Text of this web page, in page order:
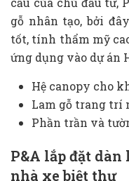
gỗ nhân tạo, bởi
tốt, tính thẩm mỹ
ứng dụng vào dự án
Hệ canopy cho
Lam gỗ trang trí
Phần trần và
P&A lắp đặt
nhà xe biệt thự